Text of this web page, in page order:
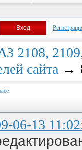
2108,
сайта →
06-13